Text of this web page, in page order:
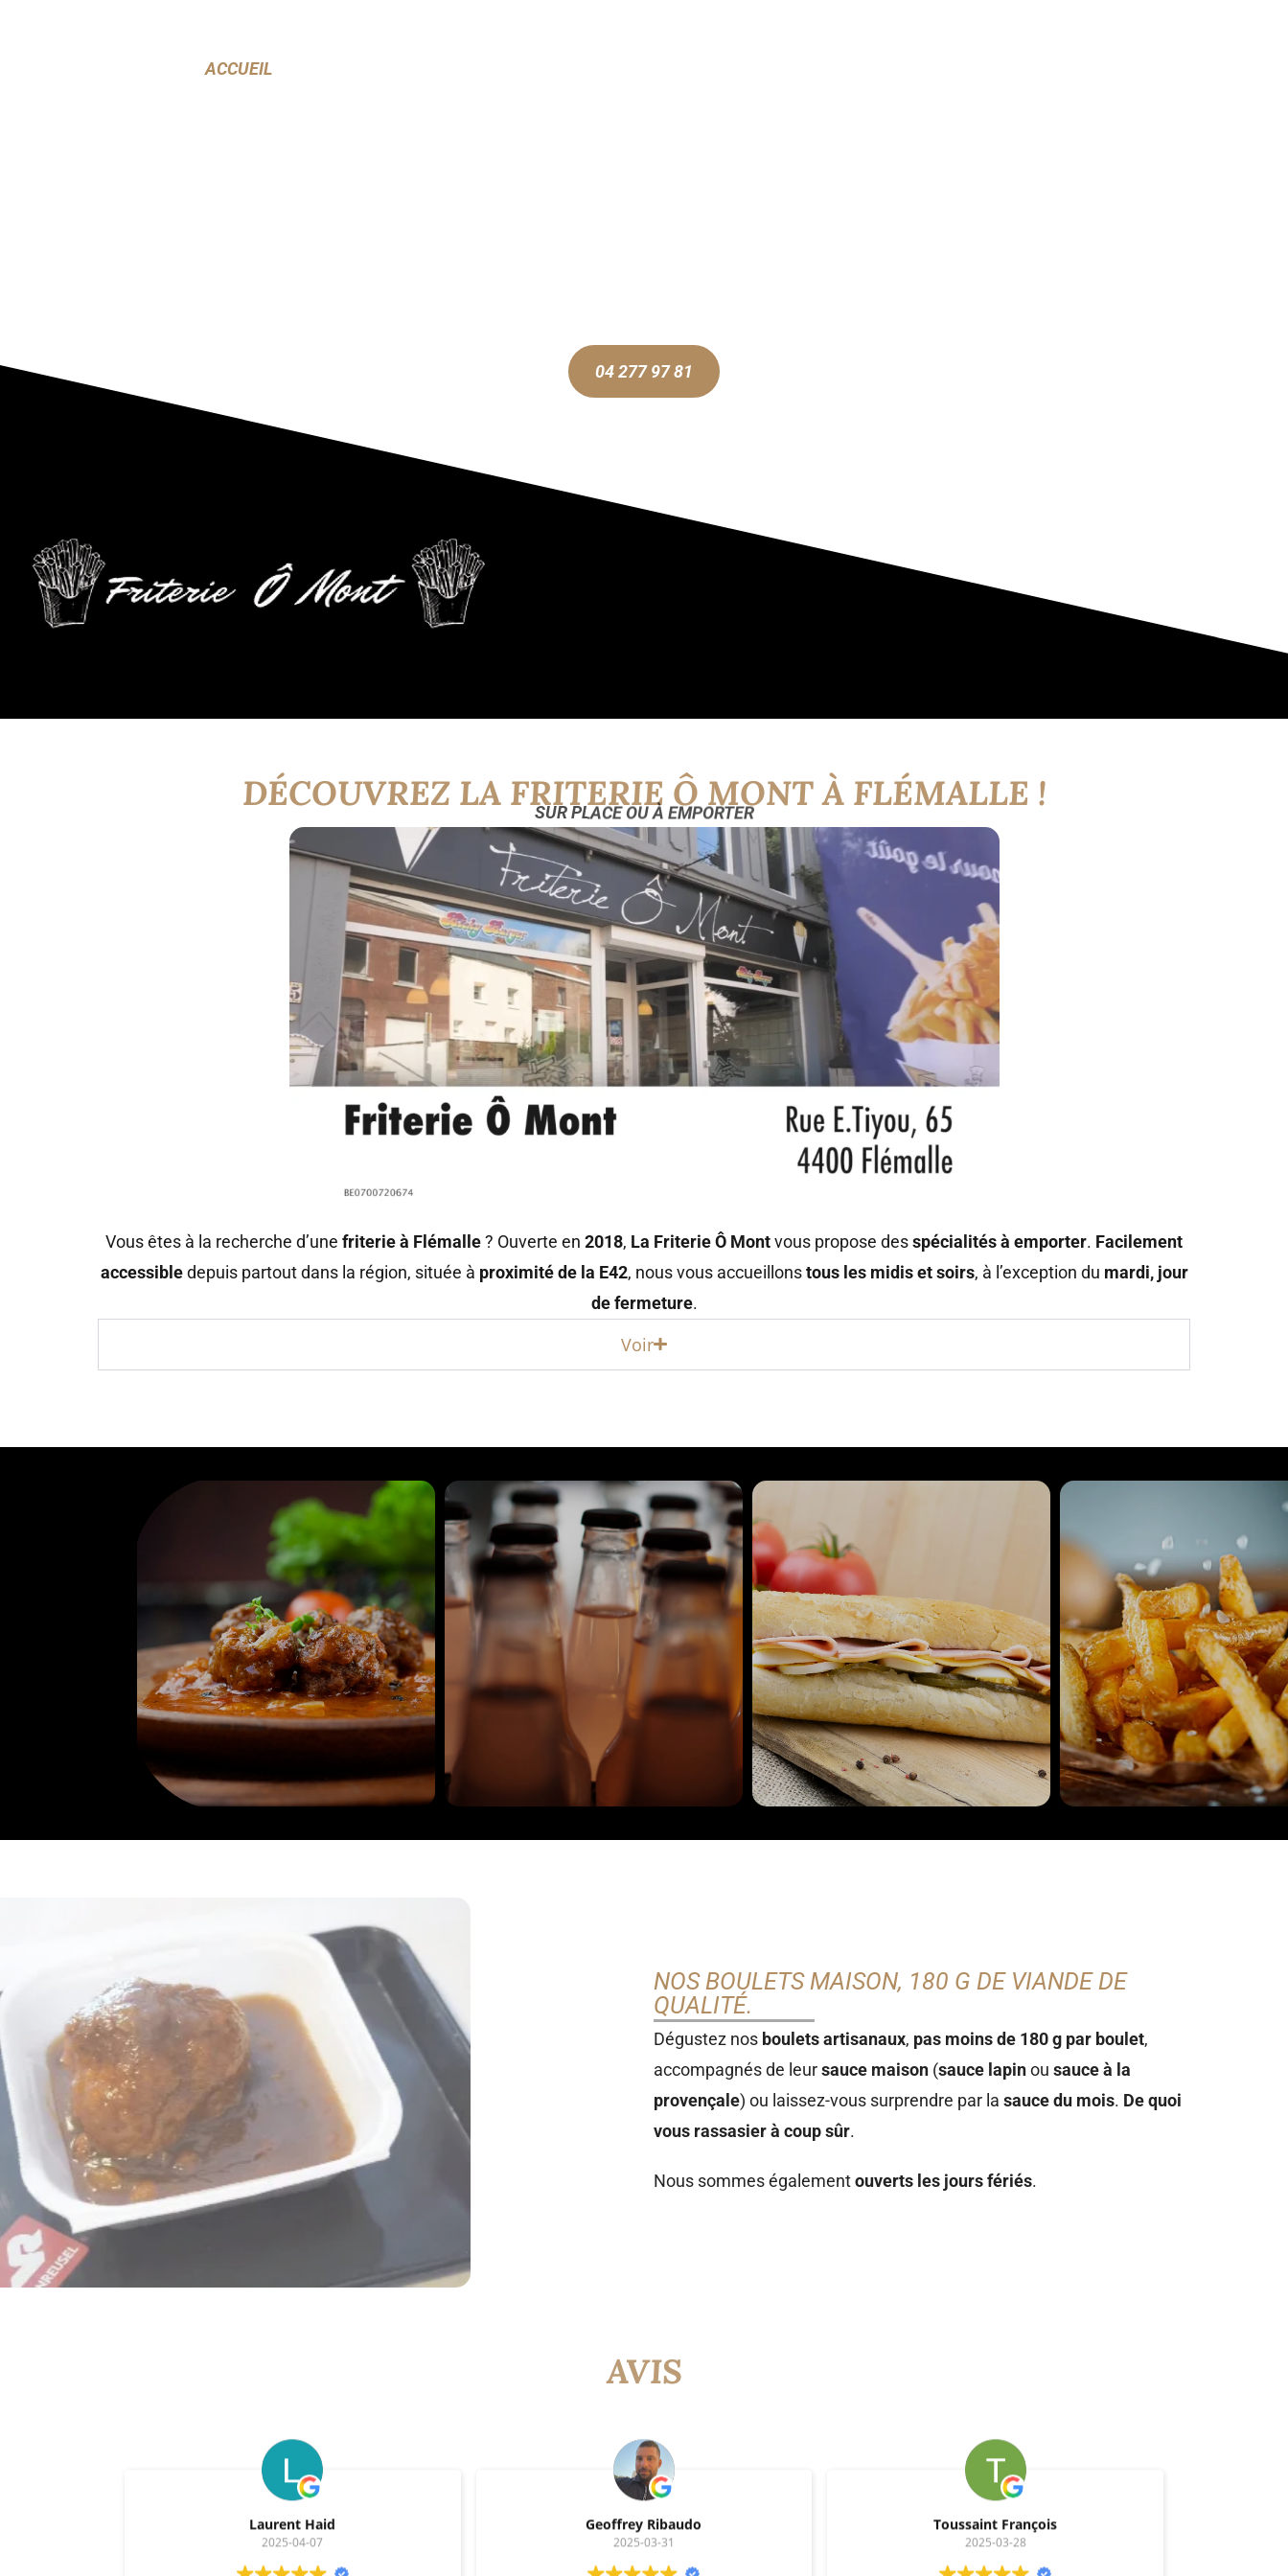
ACCUEIL
04 277 97 81
DÉCOUVREZ LA FRITERIE Ô MONT À FLÉMALLE !
SUR PLACE OU À EMPORTER
Vous êtes à la recherche d’une friterie à Flémalle? Ouverte en 2018, La Friterie Ô Montvous propose desspécialités à emporter. Facilement
accessibledepuis partout dans la région, située à proximité de la E42, nous vous accueillonstous les midis et soirs, à l’exception du mardi, jour
de fermeture.
Voir
NOS BOULETS MAISON, 180 G DE VIANDE DE
QUALITÉ.
Dégustez nos boulets artisanaux, pas moins de 180 g par boulet,
accompagnés de leursauce maison (sauce lapinou sauce à la
provençale) ou laissez-vous surprendre par la sauce du mois. De quoi
vous rassasier à coup sûr.
Nous sommes égalementouverts les jours fériés.
AVIS
Laurent Haid Geoffrey Ribaudo
2025-03-31
Toussaint François
2025-03-28